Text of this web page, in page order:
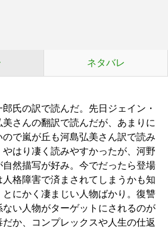
ネタバレ
郎氏の訳で読んだ。先日ジェイン・
美さんの翻訳で読んだが、あまりに
ので嵐が丘も河島弘美さん訳で読み
はり凄く読みやすかったが、河野
自然描写が好み。今でだったら登場
人格障害で済まされてしまうかも知
とにかく凄まじい人物ばかり。復讐
ない人物がターゲットにされるのが
か、コンプレックスや人生の仕返